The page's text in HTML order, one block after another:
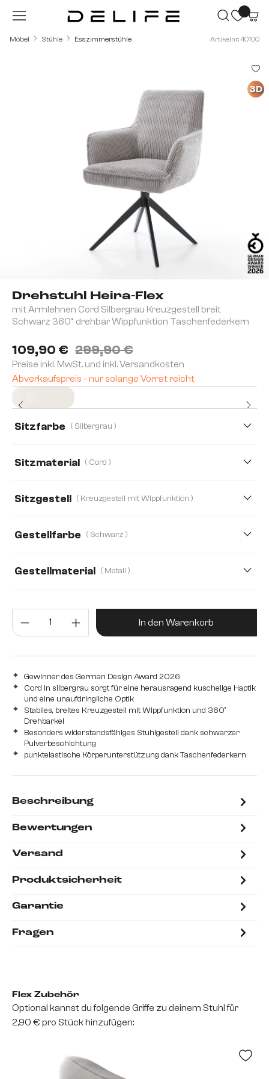
Zum Hauptinhalt springen
Möbel Stühle Esszimmerstühle Artikelnr.: 40100
Drehstuhl Heira-Flex
mit Armlehnen Cord Silbergrau Kreuzgestell breit
Schwarz 360° drehbar Wippfunktion Taschenfederkern
109,90 € 299,90 €
Preise inkl. MwSt. und inkl. Versandkosten
Abverkaufspreis - nur solange Vorrat reicht
Sitzfarbe ( Silbergrau )
Sitzmaterial ( Cord )
Strukturstoff Soft Teddystoff
Sitzgestell ( Kreuzgestell mit Wippfunktion )
Gestellfarbe ( Schwarz )
Gestellmaterial ( Metall )
Eiche Holz Produkt Anzahl: Gib den
In den Warenkorb
Gewinner des German Design Award 2026
Cord in silbergrau sorgt für eine herausragend kuschelige Haptik
und eine unaufdringliche Optik
Stabiles, breites Kreuzgestell mit Wippfunktion und 360°
Drehbarkei
Besonders widerstandsfähiges Stuhlgestell dank schwarzer
Pulverbeschichtung
punktelastische Körperunterstützung dank Taschenfederkern
3D
Beschreibung
Bewertungen
Versand
Produktsicherheit
Garantie
Fragen
Flex Zubehör
Optional kannst du folgende Griffe zu deinem Stuhl für
2,90 € pro Stück hinzufügen: